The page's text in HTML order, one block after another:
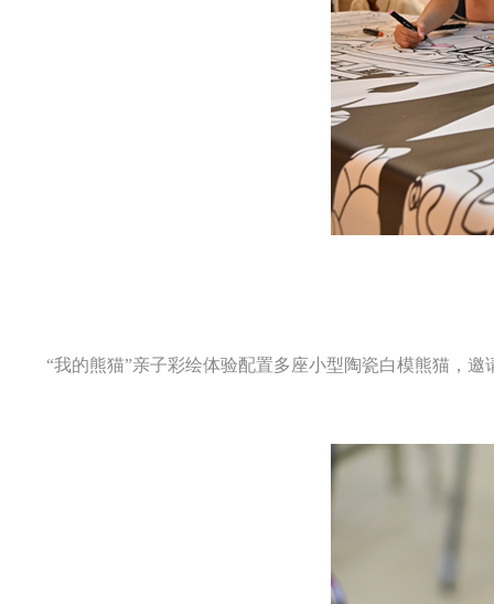
“我的熊猫”亲子彩绘体验配置多座小型陶瓷白模熊猫，邀